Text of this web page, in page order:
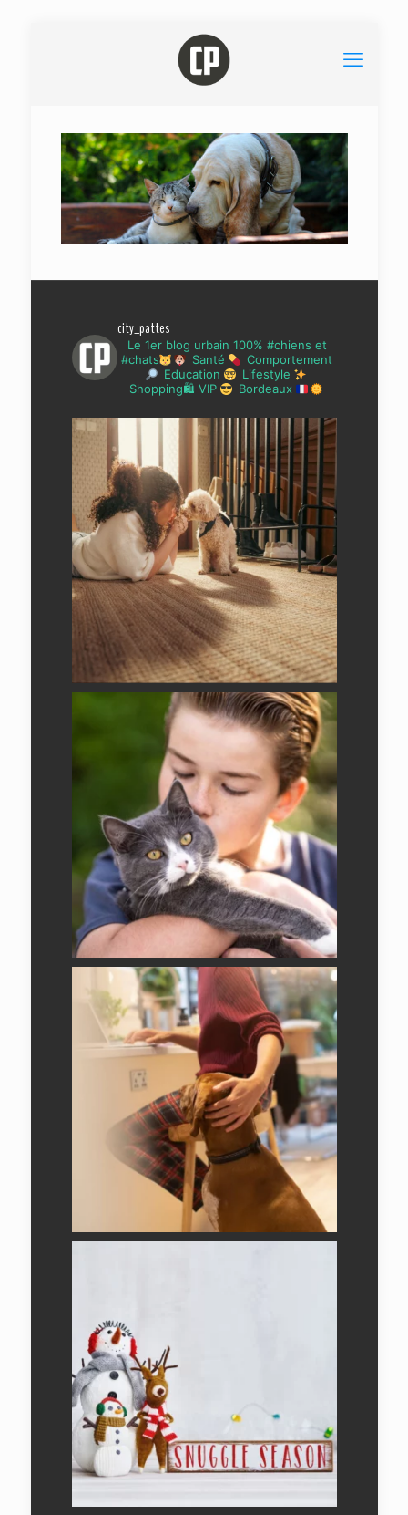
city_pattes
Le 1er blog urbain 100% #chiens et
#chats
Santé
Comportement
Education
Lifestyle
Shopping🛍 VIP
Bordeaux